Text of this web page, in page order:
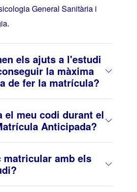
General Sanitària i
els ajuts a l'estudi
la màxima
de fer la matrícula?
el meu codi durant el
Anticipada?
matricular amb els